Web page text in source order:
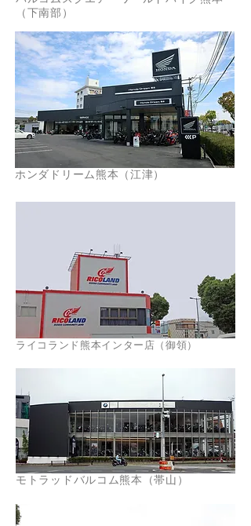
（下南部）
ホンダドリーム熊本（江津）
ライコランド熊本インター店（御領）
モトラッドバルコム熊本（帯山）